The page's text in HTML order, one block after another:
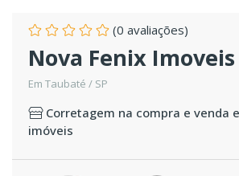
(0 avaliações)
Nova Fenix Imoveis
Em Taubaté / SP
Corretagem na compra e venda
imóveis